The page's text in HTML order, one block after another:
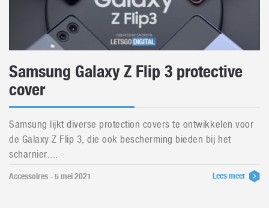
Samsung Galaxy Z Flip 3 protective
cover
Samsung lijkt diverse protection covers te ontwikkelen voor
de Galaxy Z Flip 3, die ook bescherming bieden bij het
scharnier....
Accessoires - 5 mei 2021 Lees meer